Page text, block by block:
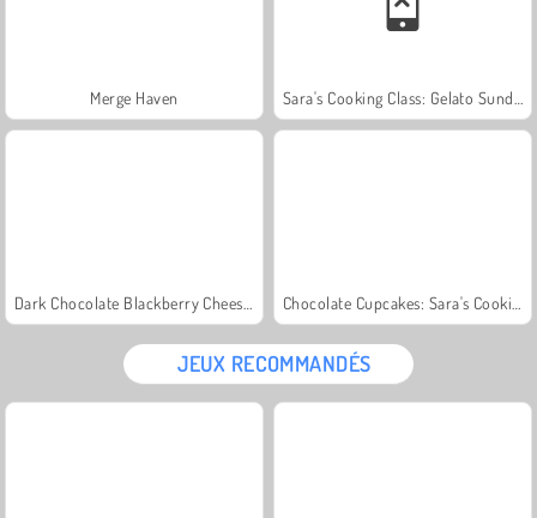
Merge Haven
JEUX RECOMMANDÉS